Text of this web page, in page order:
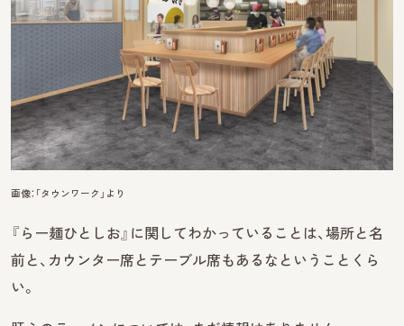
画像：「タウンワーク」より
『らー麺ひとしお』に関してわかっていることは、場所と名
前と、カウンター席とテーブル席もあるなということくら
い。